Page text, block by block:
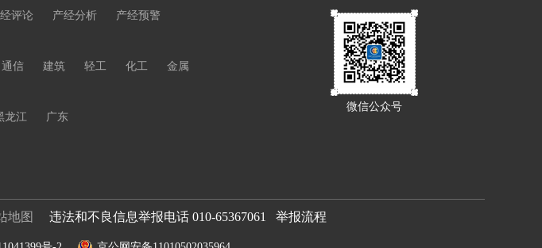
微信公众号
评论 产经分析
产经预警
通信 建筑 轻工 化工
金属
龙江 广东
地图 违法和不良信息举报电话 010-65367061 举报流程